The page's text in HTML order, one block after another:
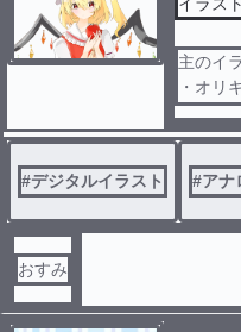
主のイ
・オ
目の描
※にじ
クエス
#デジタルイラスト #アナ
おすみ